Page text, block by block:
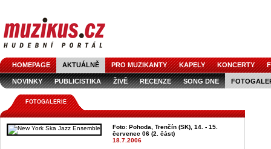
HOMEPAGE AKTUÁLNĚ PRO MUZIKANTY KAPELY KONCERTY
NOVINKY PUBLICISTIKA ŽIVĚ RECENZE SONG DNE
FOTOGALERIE
Foto: Pohoda, Trenčín (SK), 14. - 15.
červenec 06 (2. část)
18.7.2006